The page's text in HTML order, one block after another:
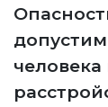
человека